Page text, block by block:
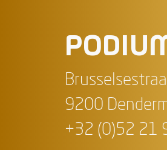
9200
+32 (0)52 21